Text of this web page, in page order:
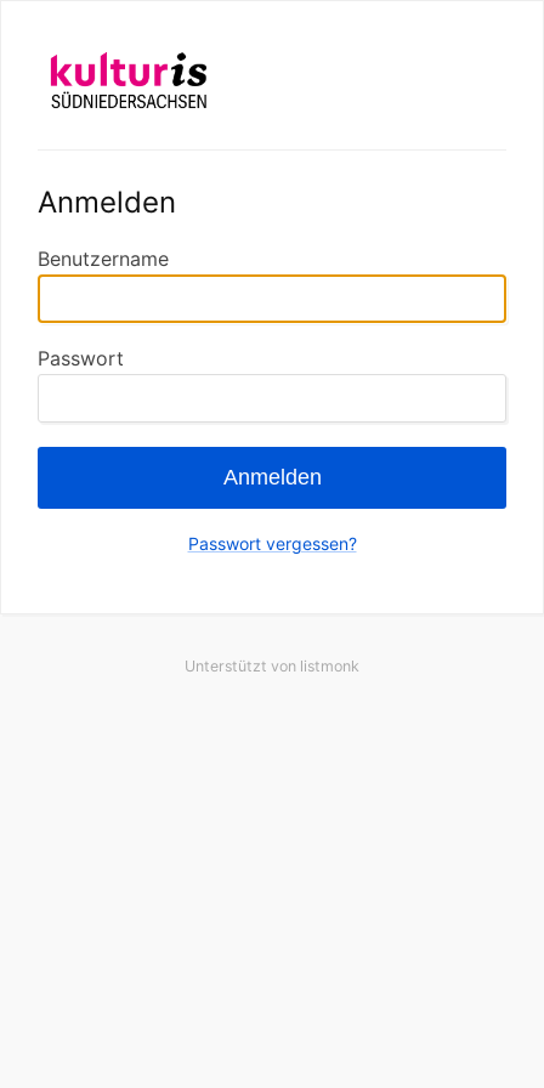
Anmelden
Benutzername
Passwort
Anmelden
Passwort vergessen?
Unterstützt von listmonk